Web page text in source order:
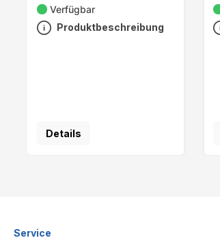
Verfügbar
Produktbeschreibung
Details
Service